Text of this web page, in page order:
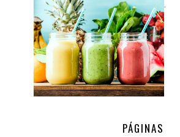
.
PÁGINAS